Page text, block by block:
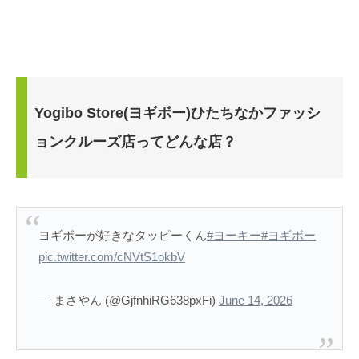
Yogibo Store(ヨギボー)ひたちなかファッシ
ョンクルーズ店ってどんな店？
ヨギボーが好きなタッピーくん#ヨーキー#ヨギボー
pic.twitter.com/cNVtS1okbV
— まさやん (@GjfnhiRG638pxFi) June 14, 2026